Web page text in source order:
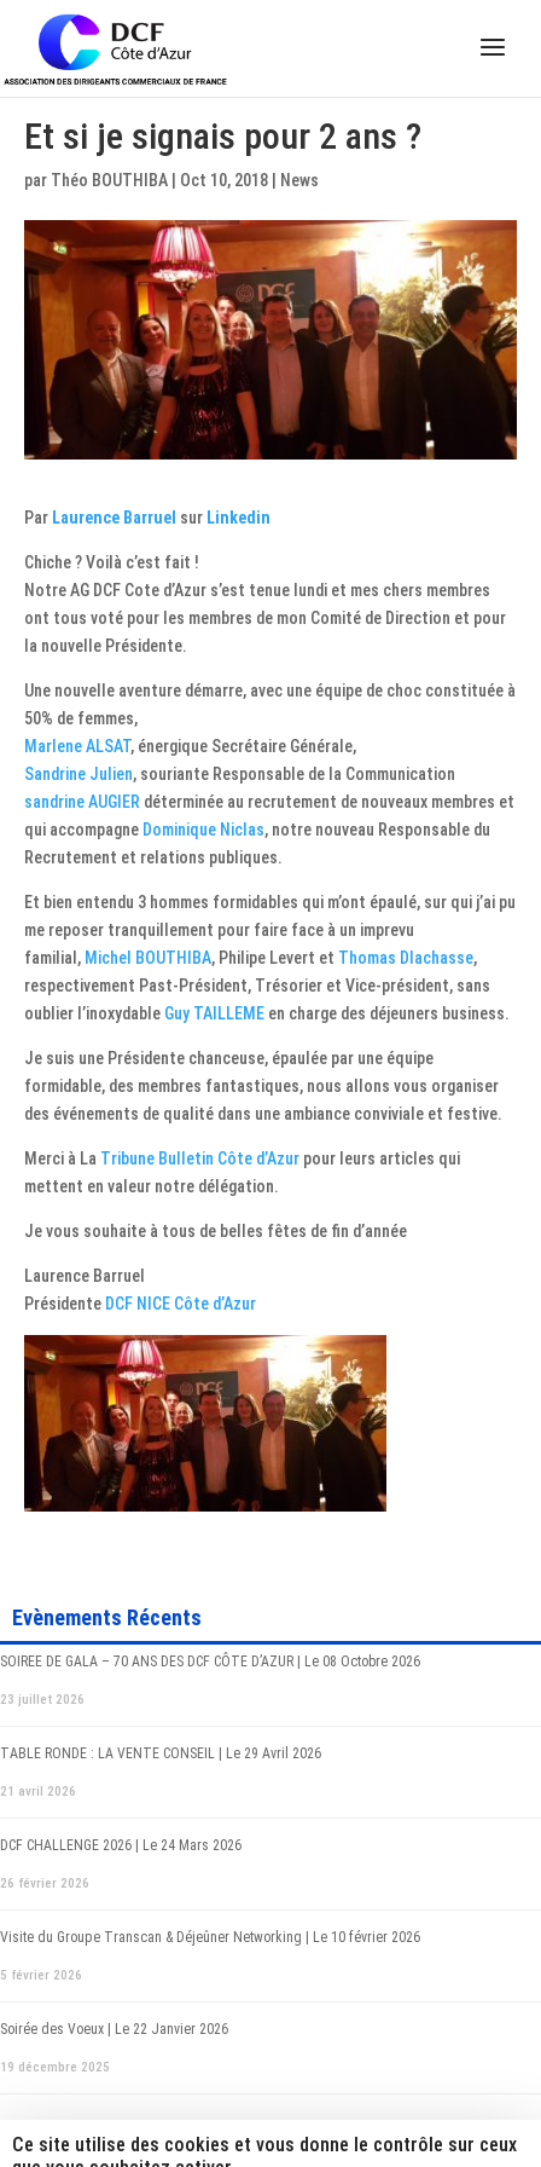
Et si je signais pour 2 ans ?
par Théo BOUTHIBA Oct 10, 2018 News
Par Laurence Barruel sur Linkedin
Chiche ? Voilà c’est fait !
Notre AG DCF Cote d’Azur s’est tenue lundi et mes chers membres
ont tous voté pour les membres de mon Comité de Direction et pour
la nouvelle Présidente.
Une nouvelle aventure démarre, avec une équipe de choc constituée à
50% de femmes,
Marlene ALSAT, énergique Secrétaire Générale,
Sandrine Julien, souriante Responsable de la Communication
sandrine AUGIER déterminée au recrutement de nouveaux membres et
qui accompagne Dominique Niclas, notre nouveau Responsable du
Recrutement et relations publiques.
Et bien entendu 3 hommes formidables qui m’ont épaulé, sur qui j’ai pu
me reposer tranquillement pour faire face à un imprevu
familial, Michel BOUTHIBA, Philipe Levert et Thomas Dlachasse,
respectivement Past-Président, Trésorier et Vice-président, sans
oublier l’inoxydable Guy TAILLEME en charge des déjeuners business.
Je suis une Présidente chanceuse, épaulée par une équipe
formidable, des membres fantastiques, nous allons vous organiser
des événements de qualité dans une ambiance conviviale et festive.
Merci à La Tribune Bulletin Côte d’Azur pour leurs articles qui
mettent en valeur notre délégation.
Je vous souhaite à tous de belles fêtes de fin d’année
Laurence Barruel
Présidente DCF NICE Côte d’Azur
Evènements Récents
SOIREE DE GALA – 70 ANS DES DCF CÔTE D’AZUR | Le 08 Octobre 2026
23 juillet 2026
TABLE RONDE : LA VENTE CONSEIL | Le 29 Avril 2026
21 avril 2026
DCF CHALLENGE 2026 | Le 24 Mars 2026
26 février 2026
Visite du Groupe Transcan & Déjeûner Networking | Le 10 février 2026
5 février 2026
Soirée des Voeux | Le 22 Janvier 2026
19 décembre 2025
Panneau de gestion des cookies
Ce site utilise des cookies et vous donne le contrôle sur ceux